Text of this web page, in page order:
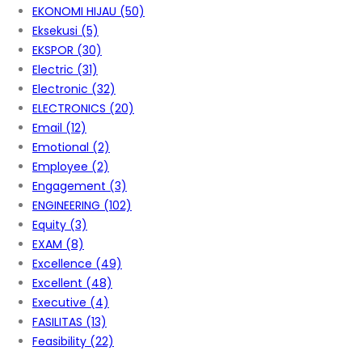
EKONOMI HIJAU (50)
Eksekusi (5)
EKSPOR (30)
Electric (31)
Electronic (32)
ELECTRONICS (20)
Email (12)
Emotional (2)
Employee (2)
Engagement (3)
ENGINEERING (102)
Equity (3)
EXAM (8)
Excellence (49)
Excellent (48)
Executive (4)
FASILITAS (13)
Feasibility (22)